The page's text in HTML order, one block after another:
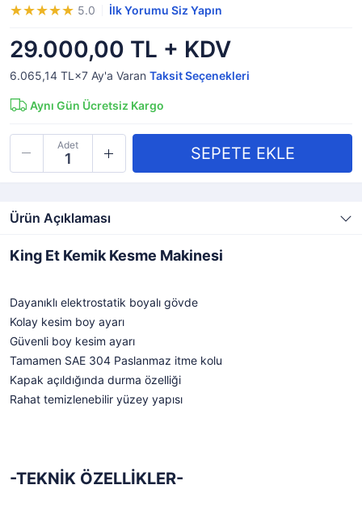
5.0 İlk Yorumu Siz Yapın
29.000,00 TL + KDV
6.065,14 TL×7 Ay'a Varan Taksit Seçenekleri
Aynı Gün Ücretsiz Kargo
Adet
Ürün Açıklaması
King Et Kemik Kesme Makinesi
Dayanıklı elektrostatik boyalı gövde
Kolay kesim boy ayarı
Güvenli boy kesim ayarı
Tamamen SAE 304 Paslanmaz itme kolu
Kapak açıldığında durma özelliği
Rahat temizlenebilir yüzey yapısı
-TEKNİK ÖZELLİKLER-